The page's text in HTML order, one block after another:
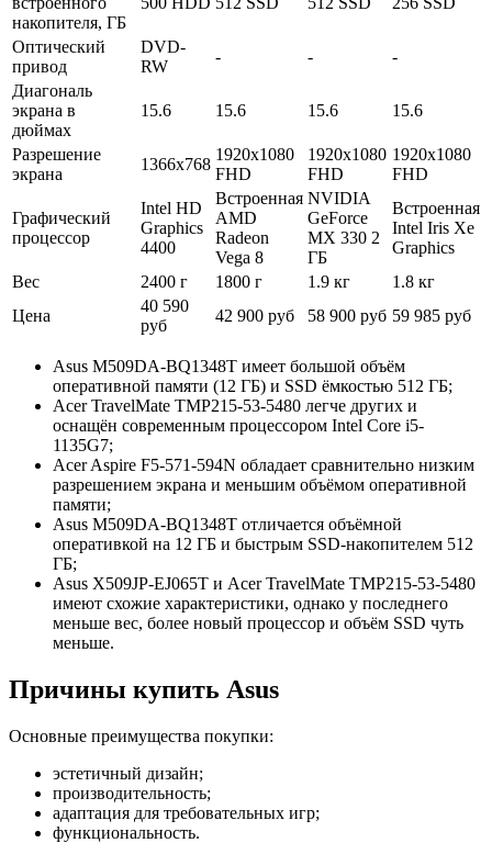
накопителя, ГБ
Оптический
привод
DVD-
RW
- -
-
Диагональ
экрана в
дюймах
15.6 15.6 15.6 15.6
Разрешение
экрана
1366x768
1920x1080
FHD
1920x1080
FHD
1920x1080
FHD
Графический
процессор
Intel HD
Graphics
4400
Встроенная
AMD
Radeon
Vega 8
NVIDIA
GeForce
MX 330 2
ГБ
Встроенная
Intel Iris Xe
Graphics
Вес
2400 г 1800 г 1.9 кг
1.8 кг
Цена
40 590
руб
42 900 руб 58 900 руб 59 985 руб
Asus M509DA-BQ1348T имеет большой объём
оперативной памяти (12 ГБ) и SSD ёмкостью 512 ГБ;
Acer TravelMate TMP215-53-5480 легче других и
оснащён современным процессором Intel Core i5-
1135G7;
Acer Aspire F5-571-594N обладает сравнительно низким
разрешением экрана и меньшим объёмом оперативной
памяти;
Asus M509DA-BQ1348T отличается объёмной
оперативкой на 12 ГБ и быстрым SSD-накопителем 512
ГБ;
Asus X509JP-EJ065T и Acer TravelMate TMP215-53-5480
имеют схожие характеристики, однако у последнего
меньше вес, более новый процессор и объём SSD чуть
меньше.
Причины купить Asus
Основные преимущества покупки:
эстетичный дизайн;
производительность;
адаптация для требовательных игр;
функциональность.